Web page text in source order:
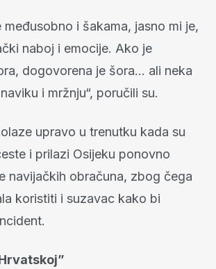
međusobno i šakama, jasno mi je,
naboj i emocije. Ako je
dogovorena je šora… ali neka
i mržnju“, poručili su.
upravo u trenutku kada su
i prilazi Osijeku ponovno
navijačkih obračuna, zbog čega
koristiti i suzavac kako bi